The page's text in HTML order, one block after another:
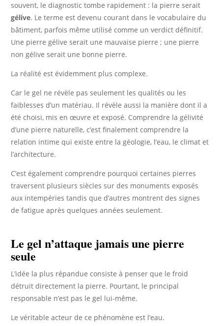
souvent, le diagnostic tombe rapidement : la pierre serait
gélive. Le terme est devenu courant dans le vocabulaire du
bâtiment, parfois même utilisé comme un verdict définitif.
Une pierre gélive serait une mauvaise pierre ; une pierre
non gélive serait une bonne pierre.
La réalité est évidemment plus complexe.
Car le gel ne révèle pas seulement les qualités ou les
faiblesses d’un matériau. Il révèle aussi la manière dont il a
été choisi, mis en œuvre et exposé. Comprendre la gélivité
d’une pierre naturelle, c’est finalement comprendre la
relation intime qui existe entre la géologie, l’eau, le climat et
l’architecture.
C’est également comprendre pourquoi certaines pierres
traversent plusieurs siècles sur des monuments exposés
aux intempéries tandis que d’autres montrent des signes
de fatigue après quelques années seulement.
Le gel n’attaque jamais une pierre
seule
L’idée la plus répandue consiste à penser que le froid
détruit directement la pierre. Pourtant, le principal
responsable n’est pas le gel lui-même.
Le véritable acteur de ce phénomène est l’eau.